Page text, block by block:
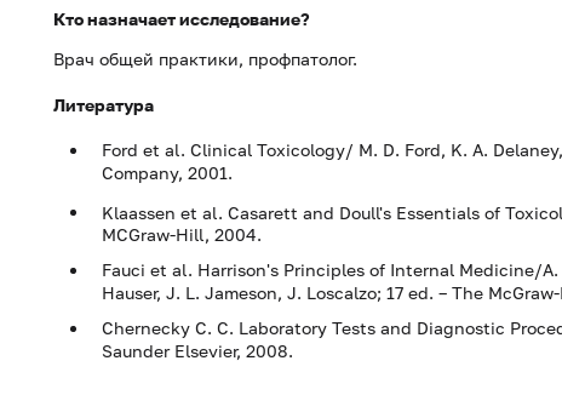
Кто назначает исследование?
Врач общей практики, профпатолог.
Литература
Ford et al. Clinical Toxicology/ M. D. Ford, K. A.
Company, 2001.
Klaassen et al. Casarett and Doull's Essentials of
MCGraw-Hill, 2004.
Fauci et al. Harrison's Principles of Internal Medicine/A.
Hauser, J. L. Jameson, J. Loscalzo; 17 ed. – The
Chernecky C. C. Laboratory Tests and Diagnostic
Saunder Elsevier, 2008.